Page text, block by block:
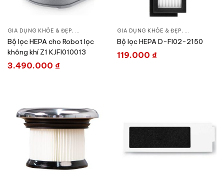
GIA DỤNG KHỎE & ĐẸP, CHĂM SÓC NHÀ CỬA, HÚT BỤI – ROBOT HÚT BỤI
Bộ lọc HEPA cho Robot lọc
không khí Z1 KJFI010013
3.490.000 ₫
GIA DỤNG KHỎE & ĐẸP, CHĂM SÓC
Bộ lọc HEPA D-FI02-2150
119.000 ₫